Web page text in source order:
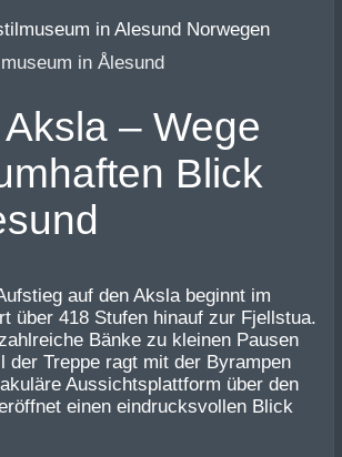
in Ålesund
– Wege
Blick
auf den Aksla beginnt im
über 418 Stufen hinauf zur Fjellstua.
Bänke zu kleinen Pausen
der Treppe ragt mit der Byrampen
Aussichtsplattform über den
einen eindrucksvollen Blick